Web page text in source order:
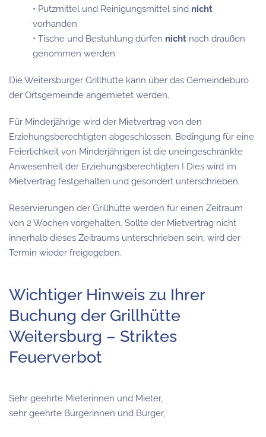
• Putzmittel und Reinigungsmittel sind nicht
vorhanden.
• Tische und Bestuhlung dürfen nicht nach draußen
genommen werden
Die Weitersburger Grillhütte kann über das Gemeindebüro
der Ortsgemeinde angemietet werden.
Für Minderjährige wird der Mietvertrag von den
Erziehungsberechtigten abgeschlossen. Bedingung für eine
Feierlichkeit von Minderjährigen ist die uneingeschränkte
Anwesenheit der Erziehungsberechtigten ! Dies wird im
Mietvertrag festgehalten und gesondert unterschrieben.
Reservierungen der Grillhütte werden für einen Zeitraum
von 2 Wochen vorgehalten. Sollte der Mietvertrag nicht
innerhalb dieses Zeitraums unterschrieben sein, wird der
Termin wieder freigegeben.
Wichtiger Hinweis zu Ihrer
Buchung der Grillhütte
Weitersburg – Striktes
Feuerverbot
Sehr geehrte Mieterinnen und Mieter,
sehr geehrte Bürgerinnen und Bürger,